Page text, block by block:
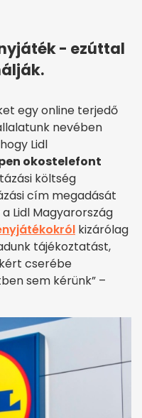
- ezúttal
egy online terjedő
nevében
Lidl
okostelefont
költség
cím megadását
Lidl Magyarország
kizárólag
tájékoztatást,
cserébe
sem kérünk” –